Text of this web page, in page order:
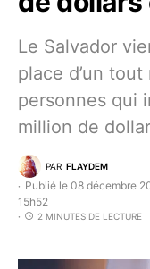
Le Salvador
place d’un
personnes qui
million de
PAR FLAYDEM
Publié le 08 décembre
15h52
2 MINUTES DE LECTURE